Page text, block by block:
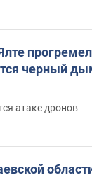
черный
атаке дронов